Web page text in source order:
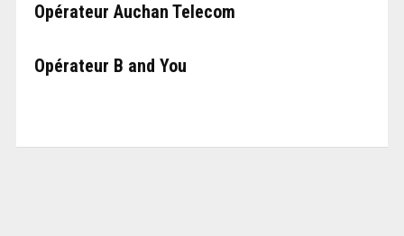
Opérateur Auchan Telecom
Opérateur B and You